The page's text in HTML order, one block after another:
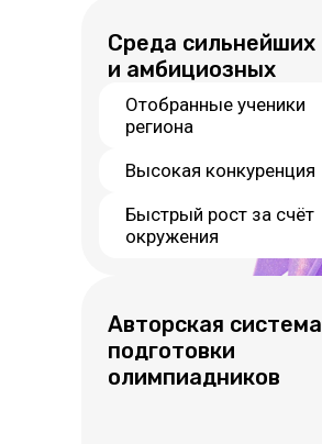
Среда сильнейших
и амбициозных
Отобранные ученики
региона
Высокая конкуренция
Быстрый рост за счёт
окружения
Авторская система
подготовки
олимпиадников